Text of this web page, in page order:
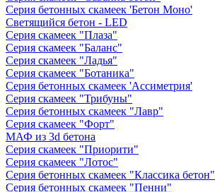
Серия бетонных скамеек 'Бетон Моно'
Светящийся бетон - LED
Серия скамеек "Плаза"
Серия скамеек "Баланс"
Серия скамеек "Ладья"
Серия скамеек "Ботаника"
Серия бетонных скамеек 'Ассиметрия'
Серия скамеек "Трибуны"
Серия бетонных скамеек "Лавр"
Серия скамеек "Форт"
МАФ из 3d бетона
Серия скамеек "Приорити"
Серия скамеек "Лотос"
Серия бетонных скамеек "Классика бетон"
Серия бетонных скамеек "Пенни"